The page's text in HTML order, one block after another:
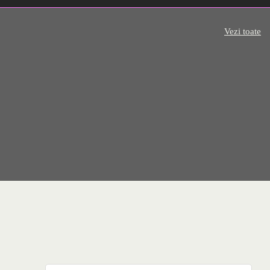
Vezi toate